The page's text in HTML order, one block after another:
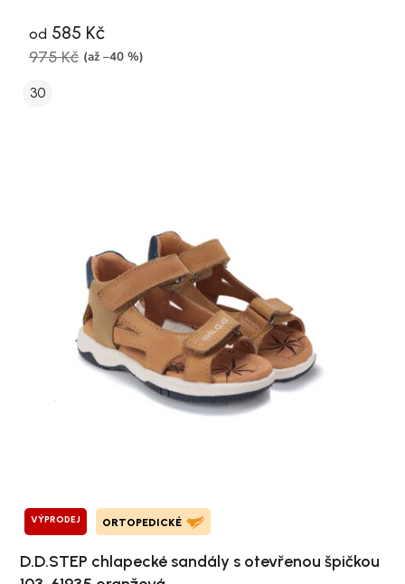
od 585 Kč
975 Kč (až –40 %)
30
VÝPRODEJ ORTOPEDICKÉ
D.D.STEP chlapecké sandály s otevřenou špičkou